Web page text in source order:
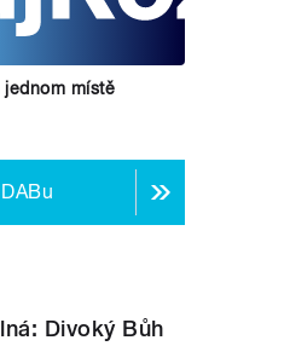
jednom místě
Divoký Bůh